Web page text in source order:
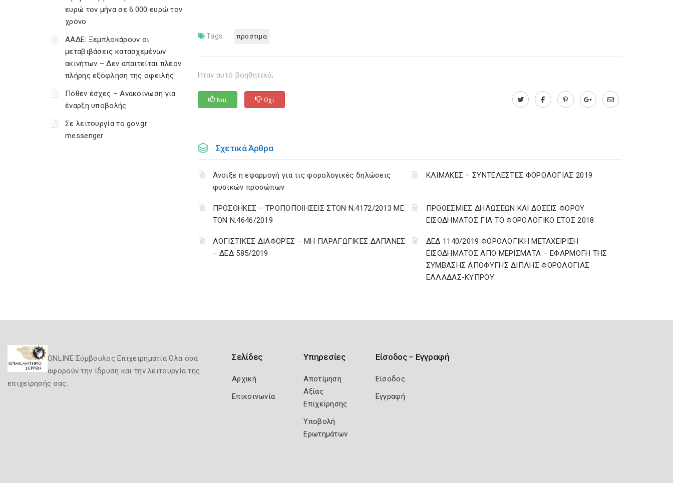
ευρώ τον μήνα σε 6.000 ευρώ τον
χρόνο
ΑΑΔΕ: Ξεμπλοκάρουν οι
μεταβιβάσεις κατασχεμένων
ακινήτων – Δεν απαιτείται πλέον
πλήρης εξόφληση της οφειλής
Πόθεν έσχες – Ανακοίνωση για
έναρξη υποβολής
Σε λειτουργία το gov.gr
messenger
Tags: προστιμα
Ηταν αυτό βοηθητικό;
Ναι Οχι
Σχετικά Άρθρα
Άνοιξε η εφαρμογή για τις φορολογικές δηλώσεις
φυσικών προσώπων
ΚΛΙΜΑΚΕΣ – ΣΥΝΤΕΛΕΣΤΕΣ ΦΟΡΟΛΟΓΙΑΣ 2019
ΠΡΟΣΘΗΚΕΣ – ΤΡΟΠΟΠΟΙΗΣΕΙΣ ΣΤΟΝ Ν.4172/2013 ΜΕ
ΤΟΝ Ν.4646/2019
ΠΡΟΘΕΣΜΙΕΣ ΔΗΛΩΣΕΩΝ ΚΑΙ ΔΟΣΕΙΣ ΦΟΡΟΥ
ΕΙΣΟΔΗΜΑΤΟΣ ΓΙΑ ΤΟ ΦΟΡΟΛΟΓΙΚΟ ΕΤΟΣ 2018
ΛΟΓΙΣΤΙΚΈΣ ΔΙΑΦΟΡΈΣ – ΜΗ ΠΑΡΑΓΩΓΙΚΈΣ ΔΑΠΆΝΕΣ
– ΔΕΔ 585/2019
ΔΕΔ 1140/2019 ΦΟΡΟΛΟΓΙΚΗ ΜΕΤΑΧΕΙΡΙΣΗ
ΕΙΣΟΔΗΜΑΤΟΣ ΑΠΟ ΜΕΡΙΣΜΑΤΑ – ΕΦΑΡΜΟΓΗ ΤΗΣ
ΣΥΜΒΑΣΗΣ ΑΠΟΦΥΓΗΣ ΔΙΠΛΗΣ ΦΟΡΟΛΟΓΙΑΣ
ΕΛΛΑΔΑΣ-ΚΥΠΡΟΥ.
ONLINE Σύμβουλος Επιχειρηματία Όλα όσα
αφορούν την ίδρυση και την λειτουργία της
επιχείρησής σας.
Σελίδες
Αρχική
Επικοινωνία
Υπηρεσίες
Αποτίμηση
Αξίας
Επιχείρησης
Υποβολή
Ερωτημάτων
Είσοδος – Εγγραφή
Είσοδος
Εγγραφή